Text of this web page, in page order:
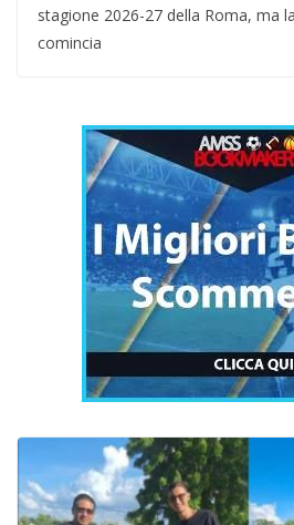
stagione 2026-27 della Roma, ma
comincia